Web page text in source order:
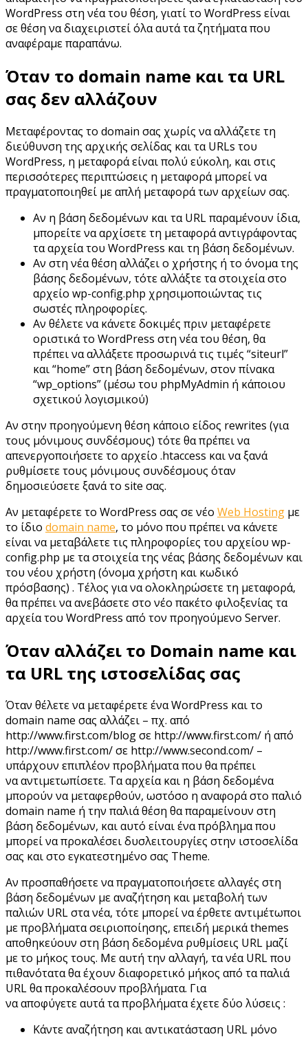
WordPress στη νέα του θέση, γιατί το WordPress είναι
σε θέση να διαχειριστεί όλα αυτά τα ζητήματα που
αναφέραμε παραπάνω.
Όταν το domain name και τα URL
σας δεν αλλάζουν
Μεταφέροντας το domain σας χωρίς να αλλάζετε τη
διεύθυνση της αρχικής σελίδας και τα URLs του
WordPress, η μεταφορά είναι πολύ εύκολη, και στις
περισσότερες περιπτώσεις η μεταφορά μπορεί να
πραγματοποιηθεί με απλή μεταφορά των αρχείων σας.
Αν η βάση δεδομένων και τα URL παραμένουν ίδια,
μπορείτε να αρχίσετε τη μεταφορά αντιγράφοντας
τα αρχεία του WordPress και τη βάση δεδομένων.
Αν στη νέα θέση αλλάζει ο χρήστης ή το όνομα της
βάσης δεδομένων, τότε αλλάξτε τα στοιχεία στο
αρχείο wp-config.php χρησιμοποιώντας τις
σωστές πληροφορίες.
Αν θέλετε να κάνετε δοκιμές πριν μεταφέρετε
οριστικά το WordPress στη νέα του θέση, θα
πρέπει να αλλάξετε προσωρινά τις τιμές “siteurl”
και “home” στη βάση δεδομένων, στον πίνακα
“wp_options” (μέσω του phpMyAdmin ή κάποιου
σχετικού λογισμικού)
Αν στην προηγούμενη θέση κάποιο είδος rewrites (για
τους μόνιμους συνδέσμους) τότε θα πρέπει να
απενεργοποιήσετε το αρχείο .htaccess και να ξανά
ρυθμίσετε τους μόνιμους συνδέσμους όταν
δημοσιεύσετε ξανά το site σας.
Αν μεταφέρετε το WordPress σας σε νέο Web Hosting με
το ίδιο domain name, το μόνο που πρέπει να κάνετε
είναι να μεταβάλετε τις πληροφορίες του αρχείου wp-
config.php με τα στοιχεία της νέας βάσης δεδομένων και
του νέου χρήστη (όνομα χρήστη και κωδικό
πρόσβασης) . Τέλος για να ολοκληρώσετε τη μεταφορά,
θα πρέπει να ανεβάσετε στο νέο πακέτο φιλοξενίας τα
αρχεία του WordPress από τον προηγούμενο Server.
Όταν αλλάζει το Domain name και
τα URL της ιστοσελίδας σας
Όταν θέλετε να μεταφέρετε ένα WordPress και το
domain name σας αλλάζει – πχ. από
http://www.first.com/blog σε http://www.first.com/ ή από
http://www.first.com/ σε http://www.second.com/ –
υπάρχουν επιπλέον προβλήματα που θα πρέπει
να αντιμετωπίσετε. Τα αρχεία και η βάση δεδομένα
μπορούν να μεταφερθούν, ωστόσο η αναφορά στο παλιό
domain name ή την παλιά θέση θα παραμείνουν στη
βάση δεδομένων, και αυτό είναι ένα πρόβλημα που
μπορεί να προκαλέσει δυσλειτουργίες στην ιστοσελίδα
σας και στο εγκατεστημένο σας Theme.
Αν προσπαθήσετε να πραγματοποιήσετε αλλαγές στη
βάση δεδομένων με αναζήτηση και μεταβολή των
παλιών URL στα νέα, τότε μπορεί να έρθετε αντιμέτωποι
με προβλήματα σειριοποίησης, επειδή μερικά themes
αποθηκεύουν στη βάση δεδομένα ρυθμίσεις URL μαζί
με το μήκος τους. Με αυτή την αλλαγή, τα νέα URL που
πιθανότατα θα έχουν διαφορετικό μήκος από τα παλιά
URL θα προκαλέσουν προβλήματα. Για
να αποφύγετε αυτά τα προβλήματα έχετε δύο λύσεις :
Κάντε αναζήτηση και αντικατάσταση URL μόνο